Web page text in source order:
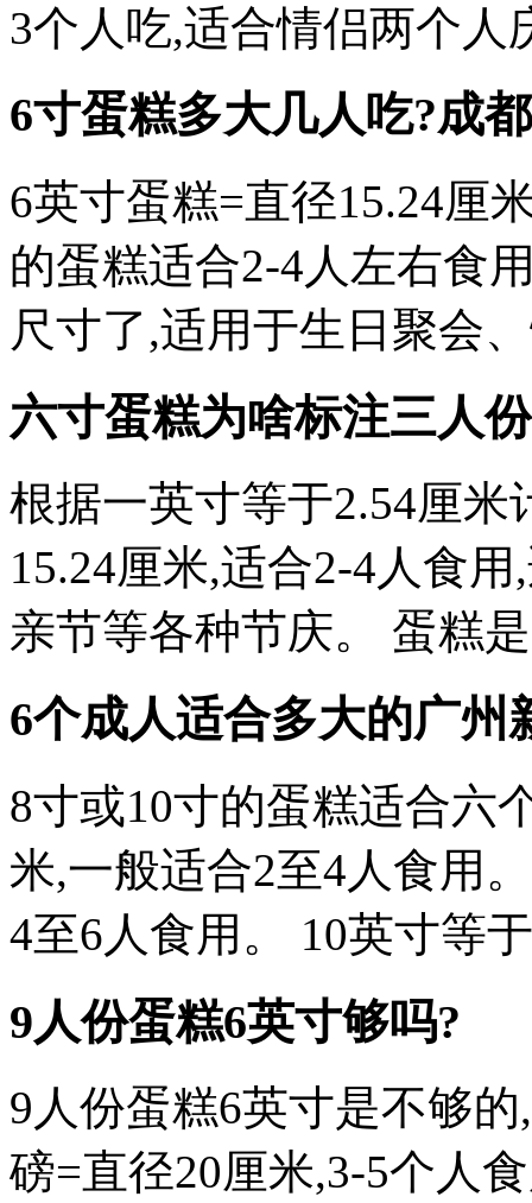
3个人吃,适合情侣两个人
6寸蛋糕多大几人吃?成
6英寸蛋糕=直径15.24厘
的蛋糕适合2-4人左右食
尺寸了,适用于生日聚会
六寸蛋糕为啥标注三人
根据一英寸等于2.54厘
15.24厘米,适合2-4人食
亲节等各种节庆。 蛋糕
6个成人适合多大的广州
8寸或10寸的蛋糕适合六
米,一般适合2至4人食用
4至6人食用。 10英寸等
9人份蛋糕6英寸够吗?
9人份蛋糕6英寸是不够
磅=直径20厘米,3-5个人